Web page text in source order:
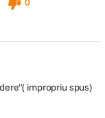
impropriu spus)